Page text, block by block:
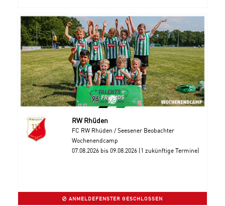
RW Rhüden
FC RW Rhüden / Seesener Beobachter
Wochenendcamp
07.08.2026 bis 09.08.2026 (1 zukünftige Termine)
ANMELDEFENSTER GESCHLOSSEN